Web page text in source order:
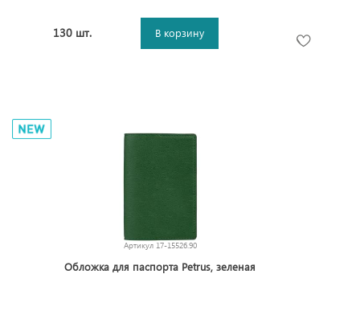
130 шт. В корзину
Артикул 17-15526.90
Обложка для паспорта Petrus, зеленая